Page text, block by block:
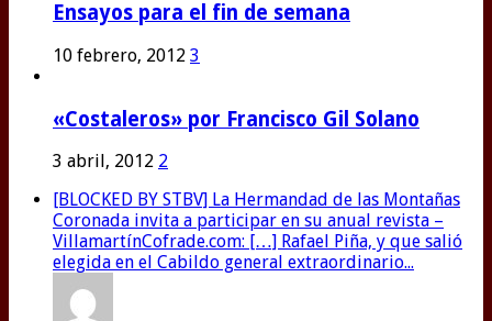
Ensayos para el fin de semana
10 febrero, 2012 3
«Costaleros» por Francisco Gil Solano
3 abril, 2012 2
[BLOCKED BY STBV] La Hermandad de las Montañas
Coronada invita a participar en su anual revista –
VillamartínCofrade.com: […] Rafael Piña, y que salió
elegida en el Cabildo general extraordinario...